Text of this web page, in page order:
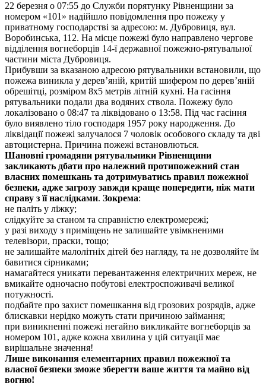
22 березня о 07:55 до Служби порятунку Рівненщини за
номером «101» надійшло повідомлення про пожежу у
приватному господарстві за адресою: м. Дубровиця, вул.
Воробинська, 112. На місце пожежі було направлено чергове
відділення вогнеборців 14-ї державної пожежно-рятувальної
частини міста Дубровиця.
Прибувши за вказаною адресою рятувальники встановили, що
пожежа виникла у дерев’яній, критій шифером по дерев’яній
обрешітці, розміром 8х5 метрів літній кухні. На гасіння
рятувальники подали два водяних ствола. Пожежу було
локалізовано о 08:47 та ліквідовано о 13:58. Під час гасіння
було виявлено тіло господаря 1957 року народження. До
ліквідації пожежі залучалося 7 чоловік особового складу та дві
автоцистерна. Причина пожежі встановлються.
Шановні громадяни рятувальники Рівненщини
закликають дбати про належний протипожежний стан
власних помешкань та дотримуватись правил пожежної
безпеки, адже загрозу завжди краще попередити, ніж мати
справу з її наслідками. Зокрема:
не паліть у ліжку;
слідкуйте за станом та справністю електромережі;
у разі виходу з приміщень не залишайте увімкненими
телевізори, праски, тощо;
не залишайте малолітніх дітей без нагляду, та не дозволяйте їм
бавитися сірниками;
намагайтеся уникати перевантаження електричних мереж, не
вмикайте одночасно побутові електроспоживачі великої
потужності.
подбайте про захист помешкання від грозових розрядів, адже
блискавки нерідко можуть стати причиною займання;
при виникненні пожежі негайно викликайте вогнеборців за
номером 101, адже кожна хвилина у цій ситуації має
вирішальне значення!
Лише виконання елементарних правил пожежної та
власної безпеки зможе зберегти ваше життя та майно від
вогню!